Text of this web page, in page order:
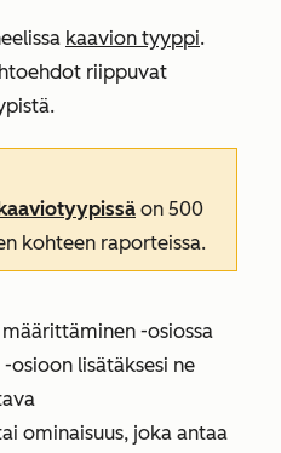
kaavion tyyppi.
riippuvat
on 500
kohteen raporteissa.
-osiossa
-osioon lisätäksesi ne
ominaisuus, joka antaa